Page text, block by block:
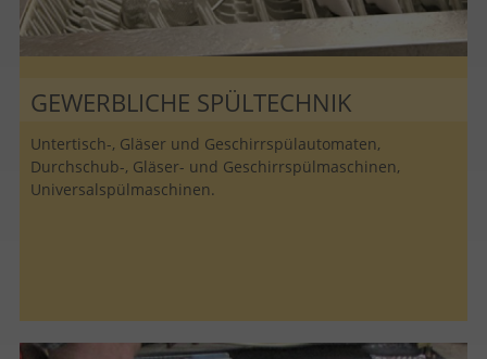
GEWERBLICHE SPÜLTECHNIK
Untertisch-, Gläser und Geschirrspülautomaten,
Durchschub-, Gläser- und Geschirrspülmaschinen,
Universalspülmaschinen.